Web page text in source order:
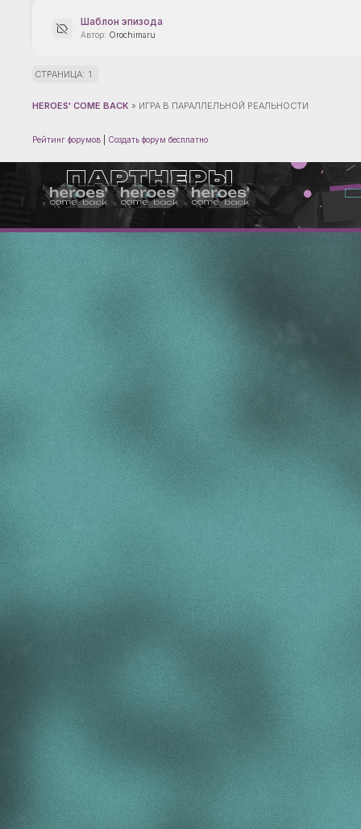
Шаблон эпизода
Orochimaru
СТРАНИЦА: 1
HEROES' COME BACK » ИГРА В ПАРАЛЛЕЛЬНОЙ РЕАЛЬНОСТИ
Рейтинг форумов Создать форум бесплатно